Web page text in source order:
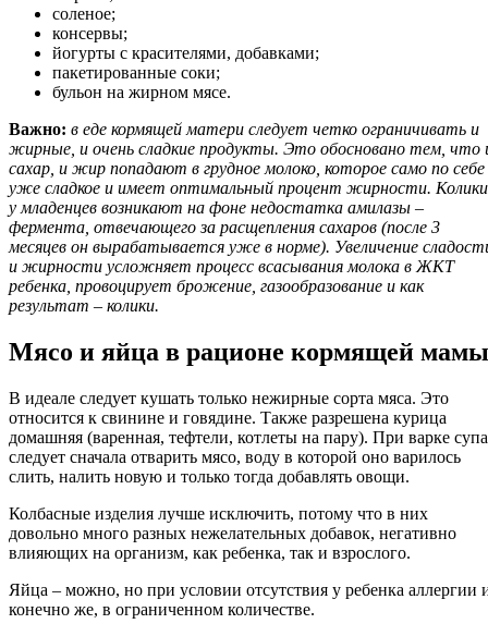
соленое;
консервы;
йогурты с красителями, добавками;
пакетированные соки;
бульон на жирном мясе.
Важно: в еде кормящей матери следует четко ограничивать и
жирные, и очень сладкие продукты. Это обосновано тем, что
сахар, и жир попадают в грудное молоко, которое само по себе
уже сладкое и имеет оптимальный процент жирности. Колики
у младенцев возникают на фоне недостатка амилазы –
фермента, отвечающего за расщепления сахаров (после 3
месяцев он вырабатывается уже в норме). Увеличение
и жирности усложняет процесс всасывания молока в ЖКТ
ребенка, провоцирует брожение, газообразование и как
результат – колики.
Мясо и яйца в рационе кормящей мамы
В идеале следует кушать только нежирные сорта мяса. Это
относится к свинине и говядине. Также разрешена курица
домашняя (варенная, тефтели, котлеты на пару). При варке
следует сначала отварить мясо, воду в которой оно варилось
слить, налить новую и только тогда добавлять овощи.
Колбасные изделия лучше исключить, потому что в них
довольно много разных нежелательных добавок, негативно
влияющих на организм, как ребенка, так и взрослого.
Яйца – можно, но при условии отсутствия у ребенка аллергии
конечно же, в ограниченном количестве.